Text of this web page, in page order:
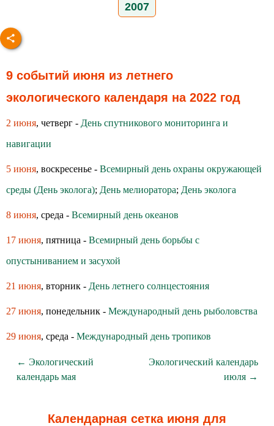
2007
9 событий июня из летнего
экологического календаря на 2022 год
2 июня, четверг - День спутникового мониторинга и
навигации
5 июня, воскресенье - Всемирный день охраны окружающей
среды (День эколога); День мелиоратора; День эколога
8 июня, среда - Всемирный день океанов
17 июня, пятница - Всемирный день борьбы с
опустыниванием и засухой
21 июня, вторник - День летнего солнцестояния
27 июня, понедельник - Международный день рыболовства
29 июня, среда - Международный день тропиков
← Экологический
календарь мая
Экологический календарь
июля →
Календарная сетка июня для